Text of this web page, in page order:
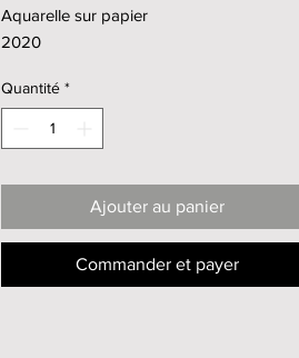
Aquarelle sur papier
2020
Quantité *
Ajouter au panier
Commander et payer